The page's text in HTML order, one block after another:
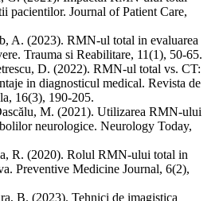
pacientilor. Journal of Patient Care,
A. (2023). RMN-ul total in evaluarea
Trauma si Reabilitare, 11(1), 50-65.
D. (2022). RMN-ul total vs. CT:
in diagnosticul medical. Revista de
16(3), 190-205.
M. (2021). Utilizarea RMN-ului
neurologice. Neurology Today,
R. (2020). Rolul RMN-ului total in
Preventive Medicine Journal, 6(2),
B. (2023). Tehnici de imagistica